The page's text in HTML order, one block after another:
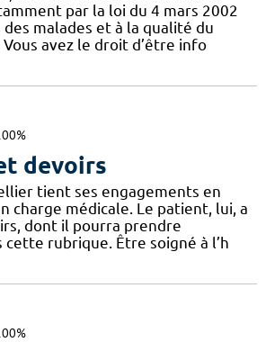
par la loi du 4 mars 2002
malades et à la qualité du
avez le droit d’être info
devoirs
tient ses engagements en
charge médicale. Le patient, lui, a
dont il pourra prendre
cette rubrique. Être soigné à l’h